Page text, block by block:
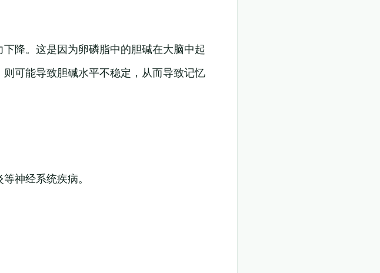
降。这是因为卵磷脂中的胆碱在大脑中起
可能导致胆碱水平不稳定，从而导致记忆
神经系统疾病。